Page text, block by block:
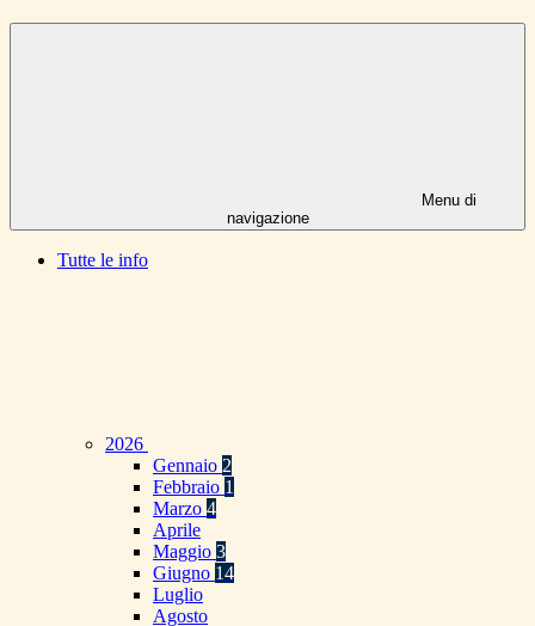
Menu di
navigazione
Tutte le info
2026
Gennaio 2
Febbraio 1
Marzo 4
Aprile
Maggio 3
Giugno 14
Luglio
Agosto